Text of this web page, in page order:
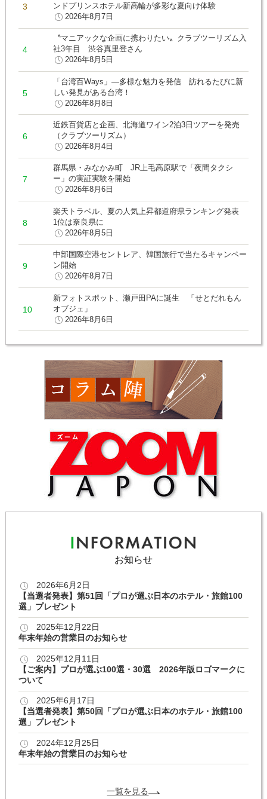
ンドプリンスホテル新高輪が多彩な夏向け体験
2026年8月7日
〝マニアックな企画に携わりたい〟クラブツーリズム入
社3年目 渋谷真里登さん
2026年8月5日
「台湾百Ways」―多様な魅力を発信 訪れるたびに新
しい発見がある台湾！
2026年8月8日
近鉄百貨店と企画、北海道ワイン2泊3日ツアーを発売
（クラブツーリズム）
2026年8月4日
群馬県・みなかみ町 JR上毛高原駅で「夜間タクシ
ー」の実証実験を開始
2026年8月6日
楽天トラベル、夏の人気上昇都道府県ランキング発表
1位は奈良県に
2026年8月5日
中部国際空港セントレア、韓国旅行で当たるキャンペー
ン開始
2026年8月7日
新フォトスポット、瀬戸田PAに誕生 「せとだれもん
オブジェ」
2026年8月6日
お知らせ
2026年6月2日
【当選者発表】第51回「プロが選ぶ日本のホテル・旅館100
選」プレゼント
2025年12月22日
年末年始の営業日のお知らせ
2025年12月11日
【ご案内】プロが選ぶ100選・30選 2026年版ロゴマークに
ついて
2025年6月17日
【当選者発表】第50回「プロが選ぶ日本のホテル・旅館100
選」プレゼント
2024年12月25日
年末年始の営業日のお知らせ
一覧を見る